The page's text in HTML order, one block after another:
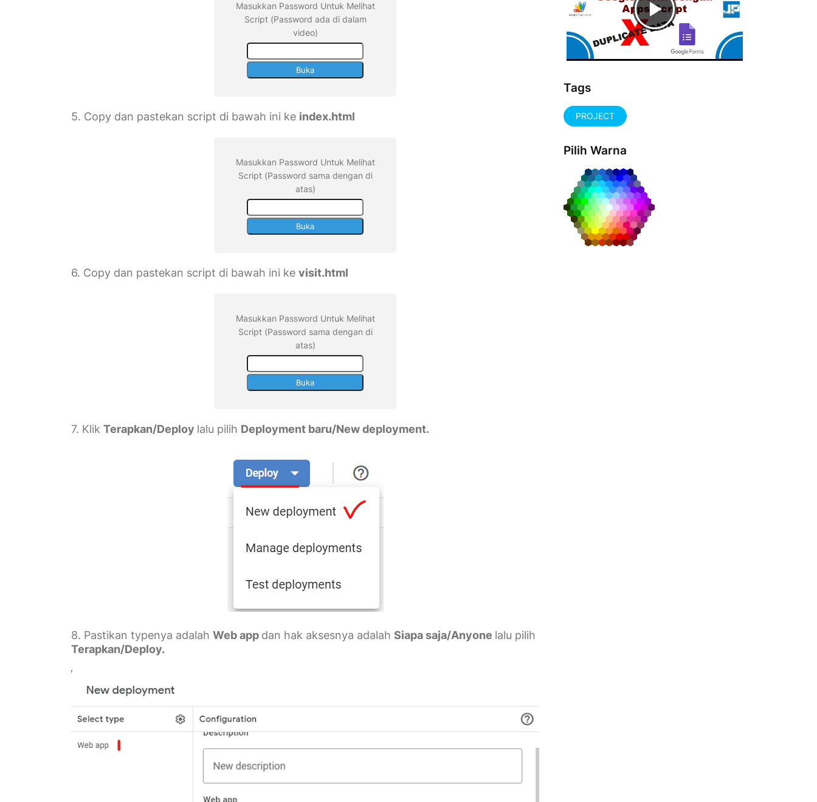
Masukkan Password Untuk Melihat
Script (Password ada di dalam
video)
5. Copy dan pastekan script di bawah ini ke index.html
Masukkan Password Untuk Melihat
Script (Password sama dengan di
atas)
6. Copy dan pastekan script di bawah ini ke visit.html
Masukkan Password Untuk Melihat
Script (Password sama dengan di
atas)
7. Klik Terapkan/Deploy lalu pilih Deployment baru/New deployment.
8. Pastikan typenya adalah Web app dan hak aksesnya adalah Siapa saja/Anyone lalu pilih
Terapkan/Deploy.
Tags
PROJECT
Pilih Warna